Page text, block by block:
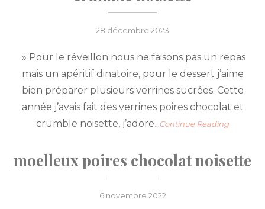
Posted
28 décembre 2023
» Pour le réveillon nous ne faisons pas un repas
mais un apéritif dinatoire, pour le dessert j’aime
bien préparer plusieurs verrines sucrées. Cette
année j’avais fait des verrines poires chocolat et
crumble noisette, j’adore…Continue Reading
moelleux poires chocolat noisette
Posted
6 novembre 2022